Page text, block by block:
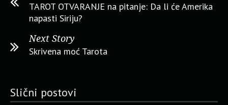
TAROT OTVARANJE na pitanje: Da li će Amerika
napasti Siriju?
Next Story
Skrivena moć Tarota
Slični postovi